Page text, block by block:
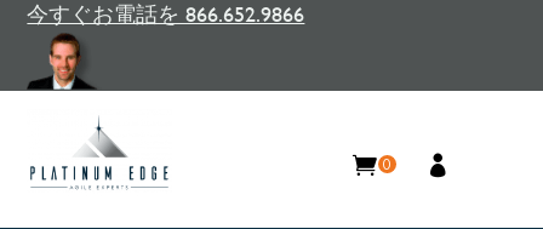
今すぐお電話を 866.652.9866
0